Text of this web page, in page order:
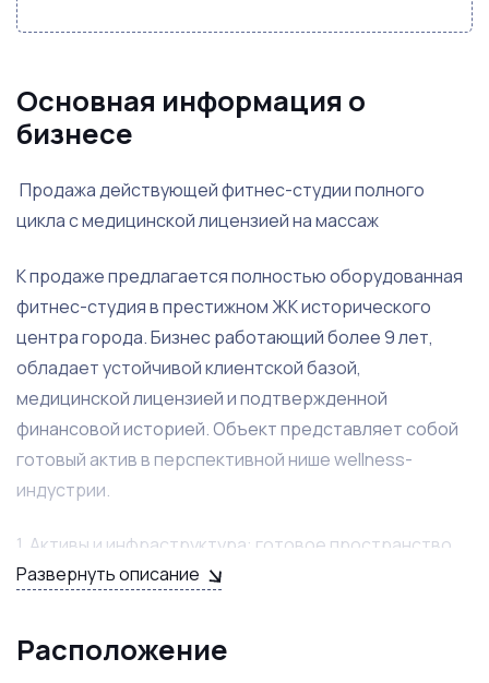
Основная информация о
бизнесе
Продажа действующей фитнес-студии полного
цикла с медицинской лицензией на массаж
К продаже предлагается полностью оборудованная
фитнес-студия в престижном ЖК исторического
центра города. Бизнес работающий более 9 лет,
обладает устойчивой клиентской базой,
медицинской лицензией и подтвержденной
финансовой историей. Объект представляет собой
готовый актив в перспективной нише wellness-
индустрии.
1. Активы и инфраструктура: готовое пространство
премиум-класса
этаже элитного жилого комплекса. Помещение
Развернуть описание
Расположение